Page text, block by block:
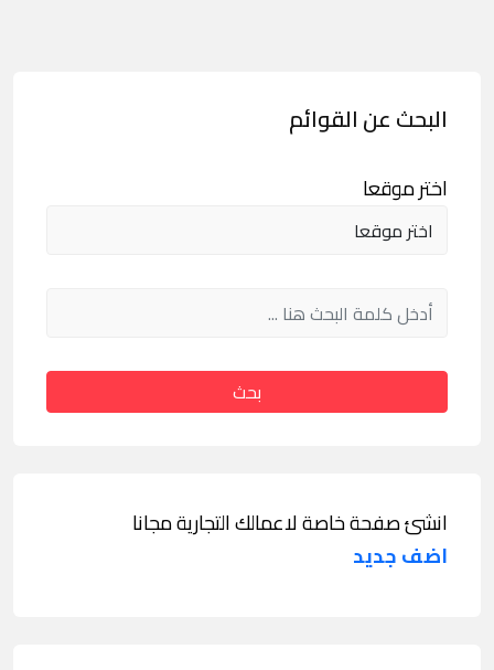
البحث عن القوائم
اختر موقعا
بحث
انشئ صفحة خاصة لاعمالك التجارية مجانا
اضف جديد